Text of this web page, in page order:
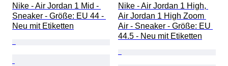
Nike - Air Jordan 1 Mid -
Sneaker - Größe: EU 44 -
Neu mit Etiketten
Nike - Air Jordan 1 High,
Air Jordan 1 High Zoom
Air - Sneaker - Größe: EU
44.5 - Neu mit Etiketten